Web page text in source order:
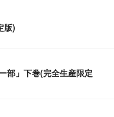
版)
部」下巻(完全生産限定